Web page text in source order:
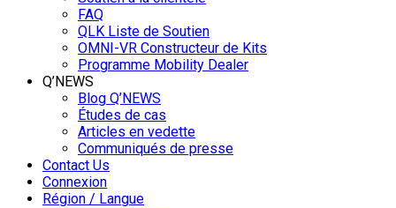
FAQ
QLK Liste de Soutien
OMNI-VR Constructeur de Kits
Programme Mobility Dealer
Q’NEWS
Blog Q’NEWS
Études de cas
Articles en vedette
Communiqués de presse
Contact Us
Connexion
Région / Langue